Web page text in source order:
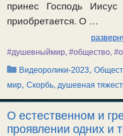
принес Господь
приобретается. О …
#душевныймир, #общество,
Рубрики
Видеоролики-2023,
мир, Скорбь, душевная
О естественном и
проявлении одних и